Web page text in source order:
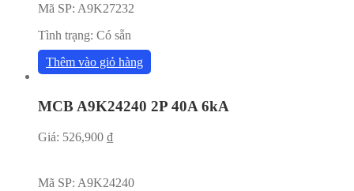
Mã SP: A9K27232
Tình trạng: Có sẵn
Thêm vào giỏ hàng
MCB A9K24240 2P 40A 6kA
Giá: 526,900 ₫
Mã SP: A9K24240